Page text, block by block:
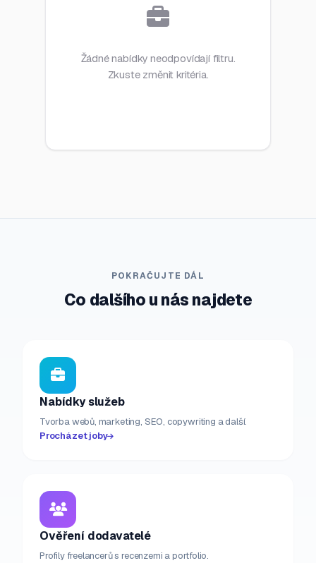
Žádné nabídky neodpovídají filtru.
Zkuste změnit kritéria.
POKRAČUJTE DÁL
Co dalšího u nás najdete
Nabídky služeb
Tvorba webů, marketing, SEO, copywriting a další.
Procházet joby
Ověření dodavatelé
Profily freelancerů s recenzemi a portfolio.